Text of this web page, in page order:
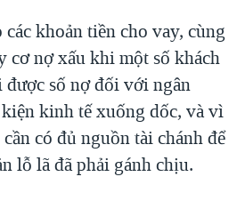
SÓNG TRỘM HẢI SÂM
VỌNG TỪ NÔNG THÔN MỸ
khoản tiền cho vay, cùng
cơ nợ xấu khi một số khách
số nợ đối với ngân
kinh tế xuống dốc, và vì
có đủ nguồn tài chánh để
lỗ lã đã phải gánh chịu.